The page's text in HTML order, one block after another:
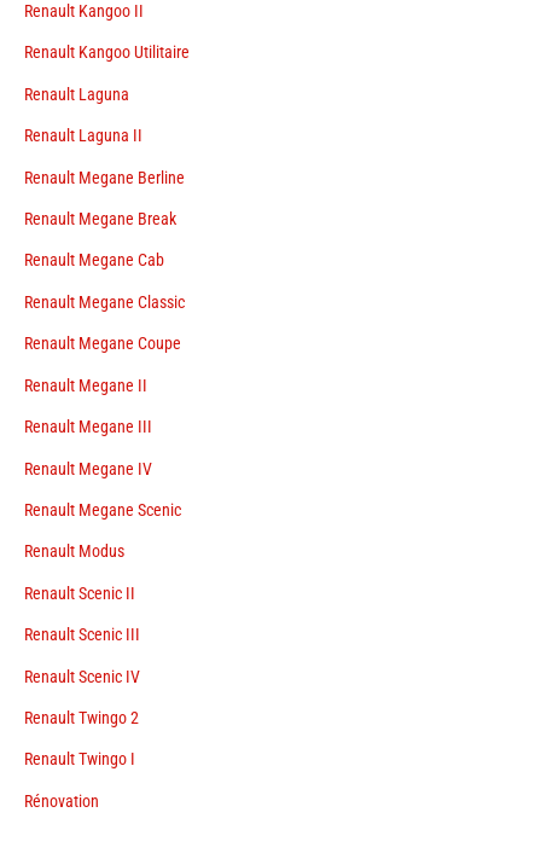
Renault Kangoo II
Renault Kangoo Utilitaire
Renault Laguna
Renault Laguna II
Renault Megane Berline
Renault Megane Break
Renault Megane Cab
Renault Megane Classic
Renault Megane Coupe
Renault Megane II
Renault Megane III
Renault Megane IV
Renault Megane Scenic
Renault Modus
Renault Scenic II
Renault Scenic III
Renault Scenic IV
Renault Twingo 2
Renault Twingo I
Rénovation